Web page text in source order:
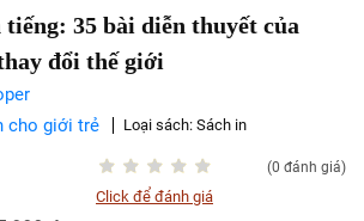
35 bài diễn thuyết của
đổi thế giới
cho giới trẻ Loại sách: Sách in
(0 đánh giá)
Click để đánh giá